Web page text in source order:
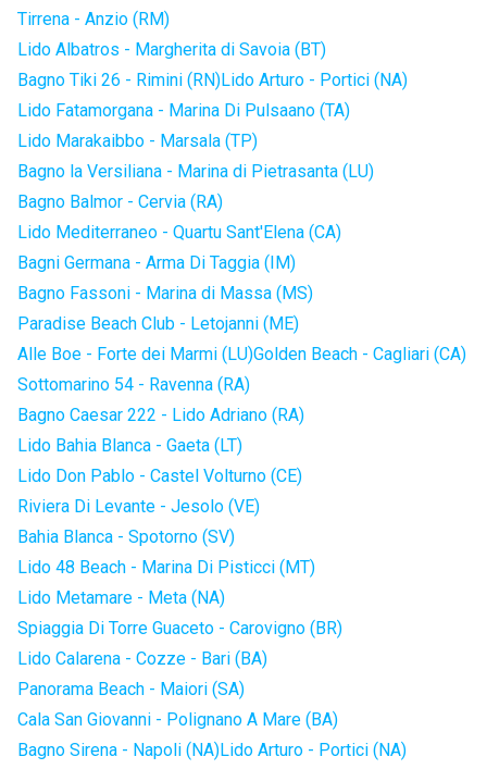
Tirrena - Anzio (RM)
Lido Albatros - Margherita di Savoia (BT)
Bagno Tiki 26 - Rimini (RN)Lido Arturo - Portici (NA)
Lido Fatamorgana - Marina Di Pulsaano (TA)
Lido Marakaibbo - Marsala (TP)
Bagno la Versiliana - Marina di Pietrasanta (LU)
Bagno Balmor - Cervia (RA)
Lido Mediterraneo - Quartu Sant'Elena (CA)
Bagni Germana - Arma Di Taggia (IM)
Bagno Fassoni - Marina di Massa (MS)
Paradise Beach Club - Letojanni (ME)
Alle Boe - Forte dei Marmi (LU)Golden Beach - Cagliari (CA)
Sottomarino 54 - Ravenna (RA)
Bagno Caesar 222 - Lido Adriano (RA)
Lido Bahia Blanca - Gaeta (LT)
Lido Don Pablo - Castel Volturno (CE)
Riviera Di Levante - Jesolo (VE)
Bahia Blanca - Spotorno (SV)
Lido 48 Beach - Marina Di Pisticci (MT)
Lido Metamare - Meta (NA)
Spiaggia Di Torre Guaceto - Carovigno (BR)
Lido Calarena - Cozze - Bari (BA)
Panorama Beach - Maiori (SA)
Cala San Giovanni - Polignano A Mare (BA)
Bagno Sirena - Napoli (NA)Lido Arturo - Portici (NA)